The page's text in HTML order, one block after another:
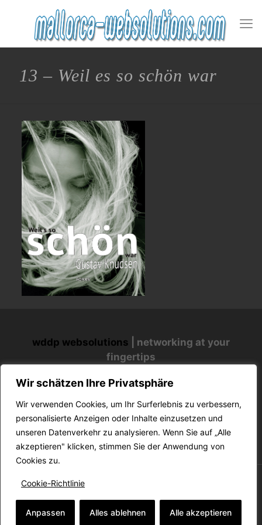
Wir schätzen Ihre Privatsphäre
Wir verwenden Cookies, um Ihr Surferlebnis zu verbessern,
personalisierte Anzeigen oder Inhalte einzusetzen und
unseren Datenverkehr zu analysieren. Wenn Sie auf „Alle
akzeptieren" klicken, stimmen Sie der Anwendung von
Cookies zu.
Cookie-Richtlinie
Anpassen Alles ablehnen Alle akzeptieren
13 – Weil es so schön war
wddp websolutions | networking at your
fingertips
mallorca-feuilleton.com
mallorca-websolutions.com|mallorca-
fotografia.com |gustavknudsen.com|
vanrenesse.de
© MALLORCA-WEBSOLUTIONS.COM